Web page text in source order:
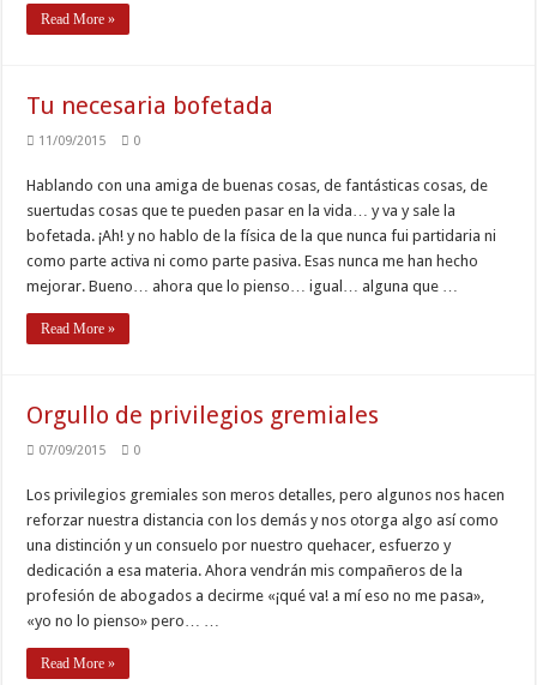
Read More »
Tu necesaria bofetada
11/09/2015 0
Hablando con una amiga de buenas cosas, de fantásticas cosas, de
suertudas cosas que te pueden pasar en la vida… y va y sale la
bofetada. ¡Ah! y no hablo de la física de la que nunca fui partidaria ni
como parte activa ni como parte pasiva. Esas nunca me han hecho
mejorar. Bueno… ahora que lo pienso… igual… alguna que …
Read More »
Orgullo de privilegios gremiales
07/09/2015 0
Los privilegios gremiales son meros detalles, pero algunos nos hacen
reforzar nuestra distancia con los demás y nos otorga algo así como
una distinción y un consuelo por nuestro quehacer, esfuerzo y
dedicación a esa materia. Ahora vendrán mis compañeros de la
profesión de abogados a decirme «¡qué va! a mí eso no me pasa»,
«yo no lo pienso» pero… …
Read More »